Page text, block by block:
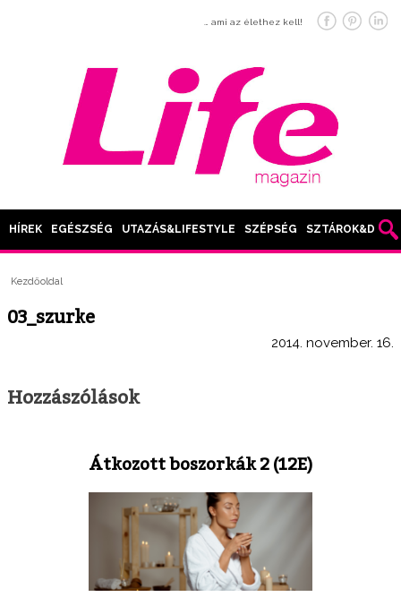
… ami az élethez kell!
HÍREK EGÉSZSÉG UTAZÁS&LIFESTYLE SZÉPSÉG SZTÁROK&DIVAT
Kezdőoldal
03_szurke
2014. november. 16.
Hozzászólások
Átkozott boszorkák 2 (12E)